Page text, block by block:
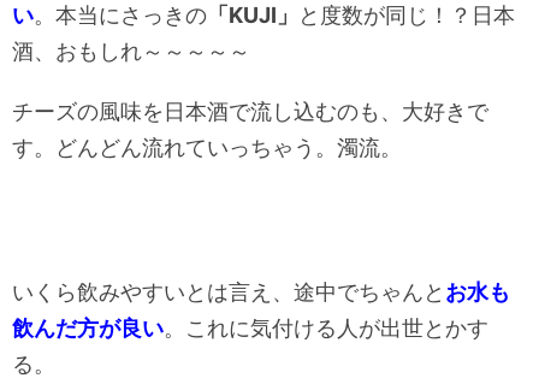
い。本当にさっきの 「KUJI」
と度数が同じ！？日本
酒、おもしれ～～～～～
チーズの風味を日本酒で流し込むのも、大好きで
す。どんどん流れていっちゃう。濁流。
いくら飲みやすいとは言え、途中でちゃんと お水も
飲んだ方が良い。これに気付ける人が出世とかす
る。